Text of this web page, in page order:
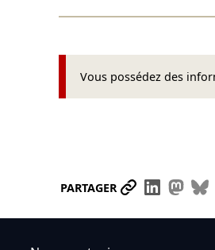
Vous possédez des
PARTAGER Partager le